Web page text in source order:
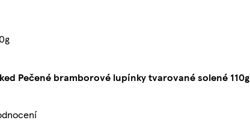
Pečené bramborové lupínky tvarované solené 110g